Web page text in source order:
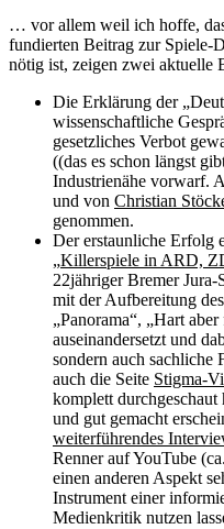
… vor allem weil ich hoffe,
fundierten Beitrag zur Spiele-
nötig ist, zeigen zwei aktuelle
Die Erklärung der
wissenschaftliche
gesetzliches Verbot
((das es schon längst
Industrienähe vorwarf.
und von Christian
genommen.
Der erstaunliche Erfolg
„Killerspiele in ARD,
22jähriger Bremer
mit der Aufbereitung
„Panorama“, „Hart
auseinandersetzt und
sondern auch sachliche
auch die Seite Stigma-
komplett
und gut gemacht
weiterführendes
Renner auf YouTube
einen anderen Aspekt
Instrument einer
Medienkritik nutzen